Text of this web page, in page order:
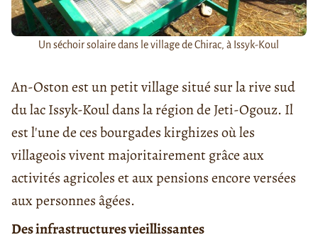
Un séchoir solaire dans le village de Chirac, à Issyk-Koul
An-Oston est un petit village situé sur la rive sud
du lac Issyk-Koul dans la région de Jeti-Ogouz. Il
est l'une de ces bourgades kirghizes où les
villageois vivent majoritairement grâce aux
activités agricoles et aux pensions encore versées
aux personnes âgées.
Des infrastructures vieillissantes